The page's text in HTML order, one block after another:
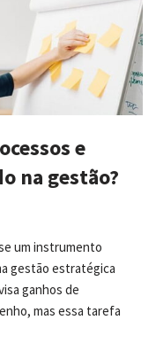
e
na gestão?
um instrumento
gestão estratégica
ganhos de
mas essa tarefa